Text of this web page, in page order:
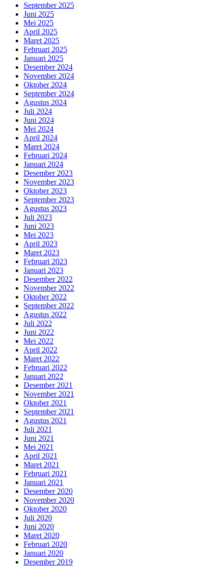
September 2025
Juni 2025
Mei 2025
April 2025
Maret 2025
Februari 2025
Januari 2025
Desember 2024
November 2024
Oktober 2024
September 2024
Agustus 2024
Juli 2024
Juni 2024
Mei 2024
April 2024
Maret 2024
Februari 2024
Januari 2024
Desember 2023
November 2023
Oktober 2023
September 2023
Agustus 2023
Juli 2023
Juni 2023
Mei 2023
April 2023
Maret 2023
Februari 2023
Januari 2023
Desember 2022
November 2022
Oktober 2022
September 2022
Agustus 2022
Juli 2022
Juni 2022
Mei 2022
April 2022
Maret 2022
Februari 2022
Januari 2022
Desember 2021
November 2021
Oktober 2021
September 2021
Agustus 2021
Juli 2021
Juni 2021
Mei 2021
April 2021
Maret 2021
Februari 2021
Januari 2021
Desember 2020
November 2020
Oktober 2020
Juli 2020
Juni 2020
Maret 2020
Februari 2020
Januari 2020
Desember 2019